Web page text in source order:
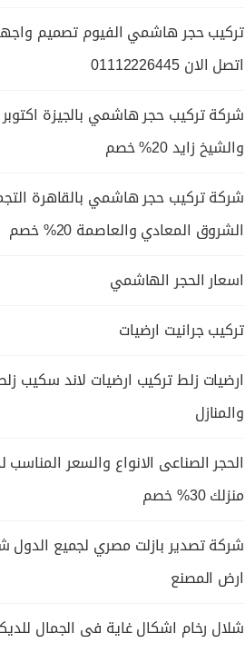
تركيب حجر هاشمي الفيوم تصميم
اتصل الان 01112226445
شركة تركيب حجر هاشمي بالجيزة اكتوبر
والشيخ زايد 20% خصم
شركة تركيب حجر هاشمي بالقاهرة
الشروق المعادي والعاصمة 20% خصم
اسعار الحجر الهاشمي
تركيب جرانيت ارضيات
ارضيات زلط تركيب ارضيات لاند سكيب
والمنازل
الحجر الصناعى الانواع والسعر المناسب
منزلك 30% خصم
شركة تصدير بازلت مصري لجميع
ارض المصنع
شلال رخام اشكال غاية فى الجمال